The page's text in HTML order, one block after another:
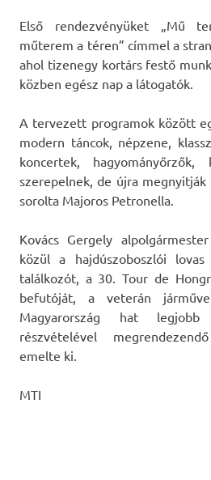
Első rendezvényüket „Mű
műterem a téren” címmel a
ahol tizenegy kortárs festő
közben egész nap a látogatók.
A tervezett programok között
modern táncok, népzene,
koncertek, hagyományőrzők,
szerepelnek, de újra
sorolta Majoros Petronella.
Kovács Gergely
közül a hajdúszoboszlói
találkozót, a 30. Tour de
befutóját, a veterán
Magyarország hat
részvételével
emelte ki.
MTI